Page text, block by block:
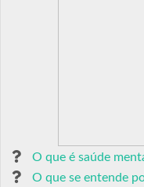
O que é saúde
O que se entende